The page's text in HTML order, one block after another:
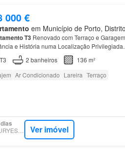
000 €
em Município de Porto,
T3Renovado com Terraço e
e História numa Localização
T3
2 banheiros
136 m²
Ar Condicionado Lareira Terraço
LUXURYESTATE Ver imóvel